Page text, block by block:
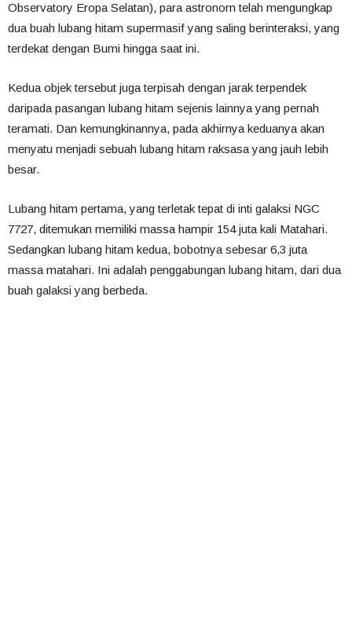
Observatory Eropa Selatan), para astronom telah mengungkap
dua buah lubang hitam supermasif yang saling berinteraksi, yang
terdekat dengan Bumi hingga saat ini.
Kedua objek tersebut juga terpisah dengan jarak terpendek
daripada pasangan lubang hitam sejenis lainnya yang pernah
teramati. Dan kemungkinannya, pada akhirnya keduanya akan
menyatu menjadi sebuah lubang hitam raksasa yang jauh lebih
besar.
Lubang hitam pertama, yang terletak tepat di inti galaksi NGC
7727, ditemukan memiliki massa hampir 154 juta kali Matahari.
Sedangkan lubang hitam kedua, bobotnya sebesar 6,3 juta
massa matahari. Ini adalah penggabungan lubang hitam, dari dua
buah galaksi yang berbeda.